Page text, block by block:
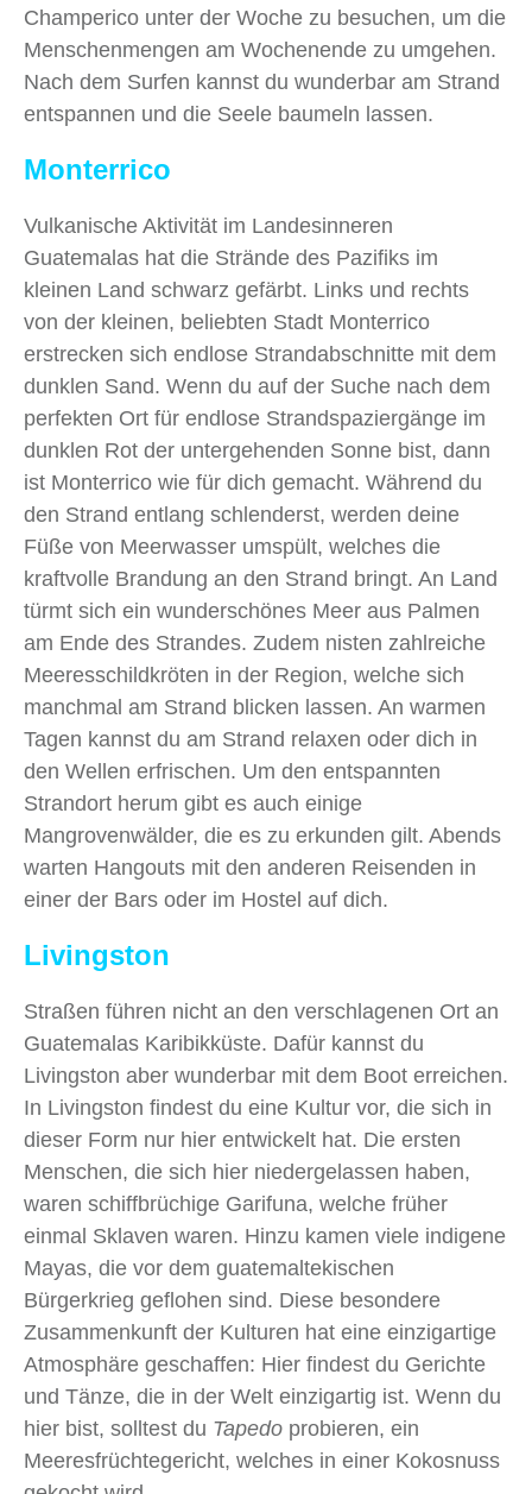
Champerico unter der Woche zu besuchen, um die
Menschenmengen am Wochenende zu umgehen.
Nach dem Surfen kannst du wunderbar am Strand
entspannen und die Seele baumeln lassen.
Monterrico
Vulkanische Aktivität im Landesinneren
Guatemalas hat die Strände des Pazifiks im
kleinen Land schwarz gefärbt. Links und rechts
von der kleinen, beliebten Stadt Monterrico
erstrecken sich endlose Strandabschnitte mit dem
dunklen Sand. Wenn du auf der Suche nach dem
perfekten Ort für endlose Strandspaziergänge im
dunklen Rot der untergehenden Sonne bist, dann
ist Monterrico wie für dich gemacht. Während du
den Strand entlang schlenderst, werden deine
Füße von Meerwasser umspült, welches die
kraftvolle Brandung an den Strand bringt. An Land
türmt sich ein wunderschönes Meer aus Palmen
am Ende des Strandes. Zudem nisten zahlreiche
Meeresschildkröten in der Region, welche sich
manchmal am Strand blicken lassen. An warmen
Tagen kannst du am Strand relaxen oder dich in
den Wellen erfrischen. Um den entspannten
Strandort herum gibt es auch einige
Mangrovenwälder, die es zu erkunden gilt. Abends
warten Hangouts mit den anderen Reisenden in
einer der Bars oder im Hostel auf dich.
Livingston
Straßen führen nicht an den verschlagenen Ort an
Guatemalas Karibikküste. Dafür kannst du
Livingston aber wunderbar mit dem Boot erreichen.
In Livingston findest du eine Kultur vor, die sich in
dieser Form nur hier entwickelt hat. Die ersten
Menschen, die sich hier niedergelassen haben,
waren schiffbrüchige Garifuna, welche früher
einmal Sklaven waren. Hinzu kamen viele indigene
Mayas, die vor dem guatemaltekischen
Bürgerkrieg geflohen sind. Diese besondere
Zusammenkunft der Kulturen hat eine einzigartige
Atmosphäre geschaffen: Hier findest du Gerichte
und Tänze, die in der Welt einzigartig ist. Wenn du
hier bist, solltest du Tapedo probieren, ein
Meeresfrüchtegericht, welches in einer Kokosnuss